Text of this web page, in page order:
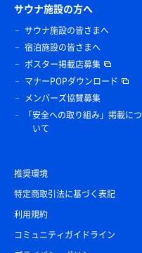
サウナ施設の方へ
サウナ施設の皆さまへ
宿泊施設の皆さまへ
ポスター掲載店募集
マナーPOPダウンロード
メンバーズ協賛募集
「安全への取り組み」掲載につ
いて
推奨環境
特定商取引法に基づく表記
利用規約
コミュニティガイドライン